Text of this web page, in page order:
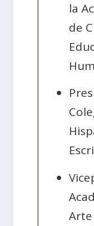
la
de